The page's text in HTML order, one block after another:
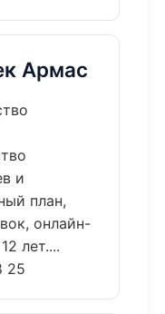
Армас
и
план,
онлайн-
лет....
25